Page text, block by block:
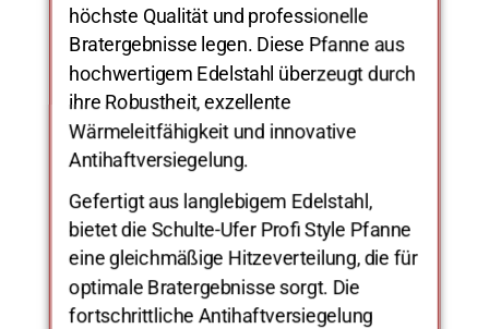
höchste Qualität und professionelle
Bratergebnisse legen. Diese Pfanne aus
hochwertigem Edelstahl überzeugt durch
ihre Robustheit, exzellente
Wärmeleitfähigkeit und innovative
Antihaftversiegelung.
Gefertigt aus langlebigem Edelstahl,
bietet die Schulte-Ufer Profi Style Pfanne
eine gleichmäßige Hitzeverteilung, die für
optimale Bratergebnisse sorgt. Die
fortschrittliche Antihaftversiegelung